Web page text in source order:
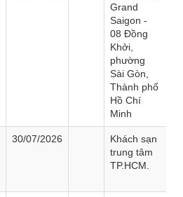
Grand
Saigon -
08 Đồng
Khởi,
phường
Sài Gòn,
Thành phố
Hồ Chí
Minh
30/07/2026
Khách sạn
trung tâm
TP.HCM.